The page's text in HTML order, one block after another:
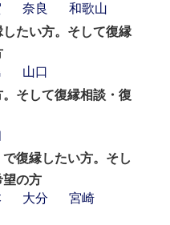
奈良
和歌山
たい方。そして復縁
山口
そして復縁相談・復
復縁したい方。そし
望の方
大分
宮崎